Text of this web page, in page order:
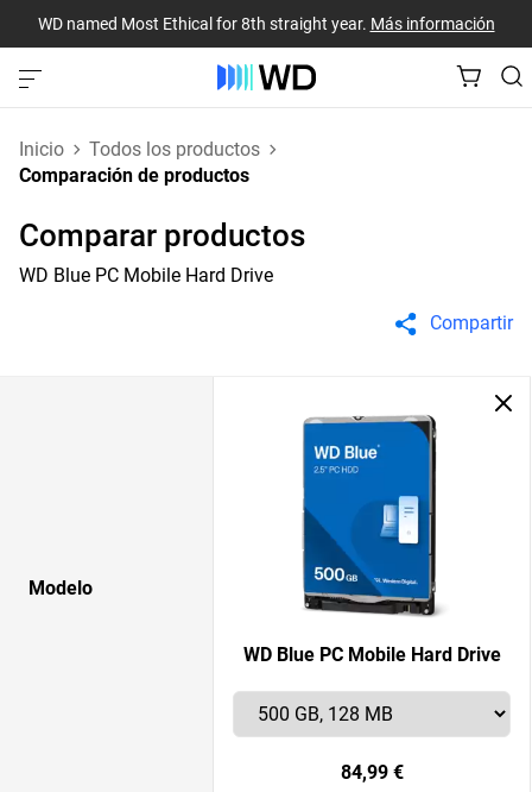
WD named Most Ethical for 8th straight year. Más información
Inicio
Todos los productos
Comparación de productos
Comparar productos
WD Blue PC Mobile Hard Drive
Compartir
Modelo
WD Blue PC Mobile Hard Drive
84,99 €